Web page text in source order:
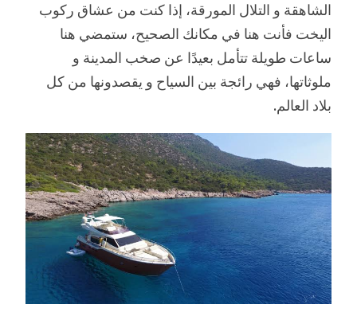
الشاهقة و التلال المورقة، إذا كنت من عشاق ركوب
اليخت فأنت هنا في مكانك الصحيح، ستمضي هنا
ساعات طويلة تتأمل بعيدًا عن صخب المدينة و
ملوثاتها، فهي رائجة بين السياح و يقصدونها من كل
بلاد العالم.